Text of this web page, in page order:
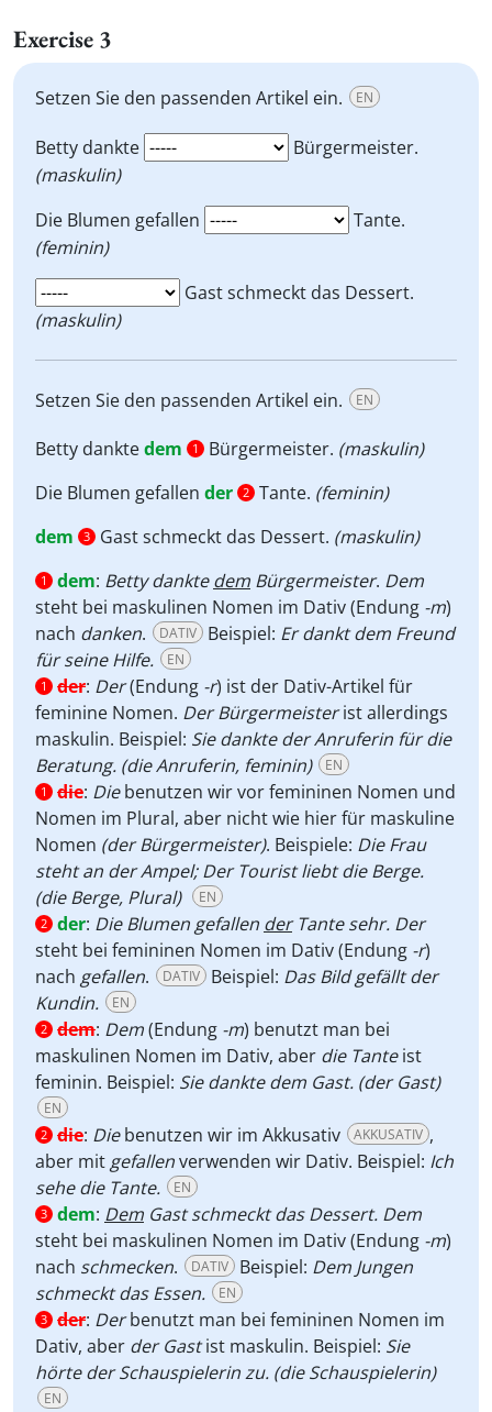
Exercise 3
Setzen Sie den passenden Artikel ein. EN
Betty dankte
Bürgermeister.
(maskulin)
Die Blumen gefallen
Tante.
(feminin)
Gast schmeckt das Dessert.
(maskulin)
Setzen Sie den passenden Artikel ein. EN
Betty danktedem 1 Bürgermeister. (maskulin)
Die Blumen gefallen der 2 Tante. (feminin)
dem
3 Gast schmeckt das Dessert. (maskulin)
1 dem: Betty dankte dem Bürgermeister. Dem
steht bei maskulinen Nomen im Dativ (Endung -m)
nach danken. DATIV Beispiel: Er dankt dem Freund
für seine Hilfe.
EN
1 der: Der(Endung -r) ist der Dativ-Artikel für
feminine Nomen. Der Bürgermeisterist allerdings
maskulin. Beispiel: Sie dankte der Anruferin für die
Beratung. (die Anruferin, feminin)
EN
1 die: Diebenutzen wir vor femininen Nomen und
Nomen im Plural, aber nicht wie hier für maskuline
Nomen (der Bürgermeister). Beispiele: Die Frau
steht an der Ampel; Der Tourist liebt die Berge.
(die Berge, Plural)
EN
2 der: Die Blumen gefallen derTante sehr. Der
steht bei femininen Nomen im Dativ (Endung -r)
nach gefallen. DATIV Beispiel: Das Bild gefällt der
Kundin.
EN
2 dem: Dem(Endung -m) benutzt man bei
maskulinen Nomen im Dativ, aber die Tanteist
feminin. Beispiel: Sie dankte dem Gast. (der Gast)
EN
2 die: Diebenutzen wir im Akkusativ AKKUSATIV ,
aber mit gefallenverwenden wir Dativ. Beispiel: Ich
sehe die Tante.
EN
3 dem: Dem Gast schmeckt das Dessert. Dem
steht bei maskulinen Nomen im Dativ (Endung -m)
nach schmecken. DATIV Beispiel: Dem Jungen
schmeckt das Essen.
EN
3 der: Derbenutzt man bei femininen Nomen im
Dativ, aber der Gastist maskulin. Beispiel: Sie
hörte der Schauspielerin zu. (die Schauspielerin)
EN